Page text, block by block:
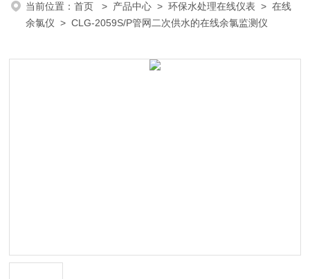
当前位置：首页 > 产品中心 >环保水处理在线仪表 >在线
余氯仪 > CLG-2059S/P管网二次供水的在线余氯监测仪